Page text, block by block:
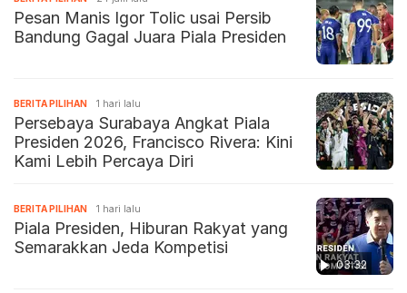
Pesan Manis Igor Tolic usai Persib
Bandung Gagal Juara Piala Presiden
BERITA PILIHAN 1 hari lalu
Persebaya Surabaya Angkat Piala
Presiden 2026, Francisco Rivera: Kini
Kami Lebih Percaya Diri
03:32
BERITA PILIHAN 1 hari lalu
Piala Presiden, Hiburan Rakyat yang
Semarakkan Jeda Kompetisi